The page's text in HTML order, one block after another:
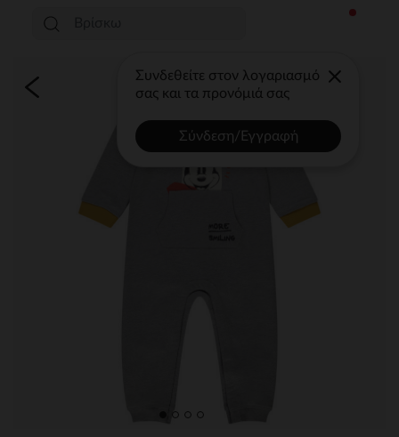
Συνδεθείτε στον λογαριασμό
σας και τα προνόμιά σας
Σύνδεση/Εγγραφή